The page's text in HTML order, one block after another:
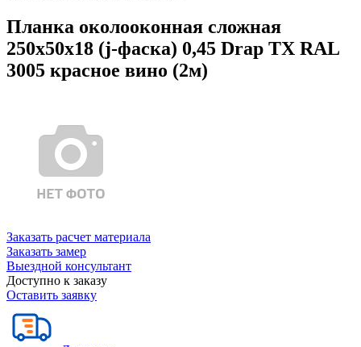
Планка околооконная сложная
250х50х18 (j-фаска) 0,45 Drap TX RAL
3005 красное вино (2м)
Заказать расчет материала
Заказать замер
Выездной консультант
Доступно к заказу
Оставить заявку